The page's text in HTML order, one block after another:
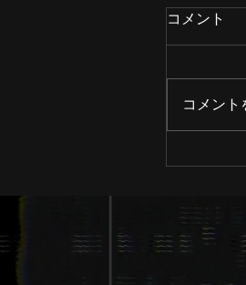
コメント
コメン